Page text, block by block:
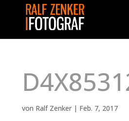
von Ralf Zenker| Feb. 7, 2017